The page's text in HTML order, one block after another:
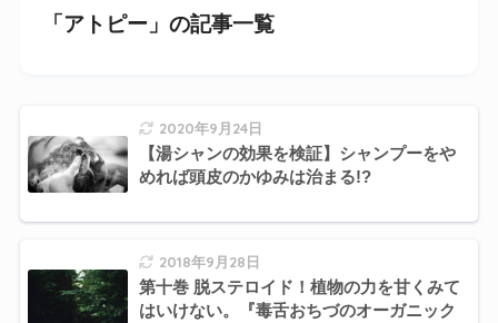
「アトピー」の記事一覧
2020年9月24日
【湯シャンの効果を検証】シャンプーをや
めれば頭皮のかゆみは治まる!?
2018年9月28日
第十巻 脱ステロイド！植物の力を甘くみて
はいけない。『毒舌おちづのオーガニック